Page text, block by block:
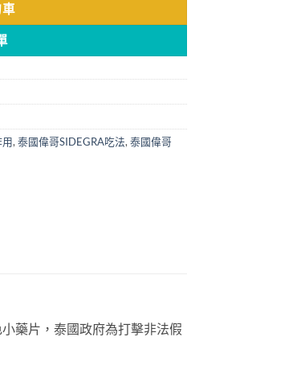
,泰國偉哥SIDEGRA吃法,泰國偉哥
藥片，泰國政府為打擊非法假